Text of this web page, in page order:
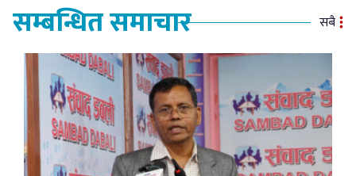
सम्बन्धित समाचार सबै